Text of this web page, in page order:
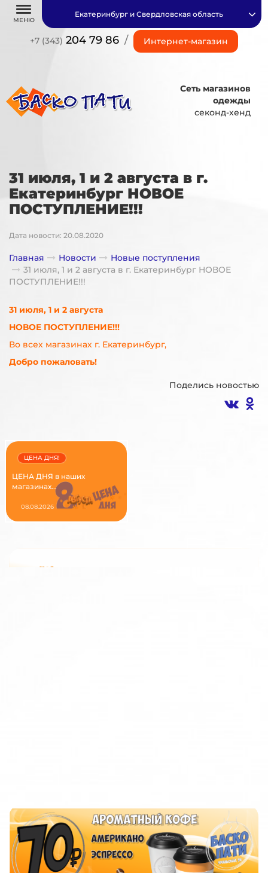
МЕНЮ
+7 (343) 204 79 86 / Интернет-магазин
Екатеринбург и Свердловская область
Сеть магазинов
одежды
секонд-хенд
31 июля, 1 и 2 августа в г.
Екатеринбург НОВОЕ
ПОСТУПЛЕНИЕ!!!
Дата новости: 20.08.2020
Главная Новости
Новые поступления
31 июля, 1 и 2 августа в г. Екатеринбург НОВОЕ
ПОСТУПЛЕНИЕ!!!
31 июля, 1 и 2 августа
НОВОЕ ПОСТУПЛЕНИЕ!!!
Во всех магазинах г. Екатеринбург,
Добро пожаловать!
Поделись новостью
ЦЕНА ДНЯ в наших
магазинах...
ЦЕНА ДНЯ!
08.08.2026